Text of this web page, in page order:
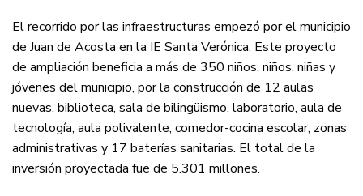
El recorrido por las infraestructuras empezó por el municipio
de Juan de Acosta en la IE Santa Verónica. Este proyecto
de ampliación beneficia a más de 350 niños, niños, niñas y
jóvenes del municipio, por la construcción de 12 aulas
nuevas, biblioteca, sala de bilingüismo, laboratorio, aula de
tecnología, aula polivalente, comedor-cocina escolar, zonas
administrativas y 17 baterías sanitarias. El total de la
inversión proyectada fue de 5.301 millones.